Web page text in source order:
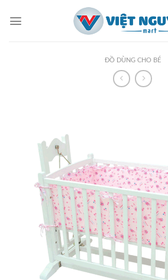
ĐỒ DÙNG CHO BÉ